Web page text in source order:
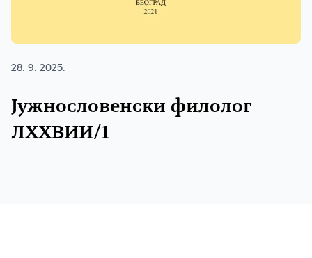
28. 9. 2025.
Јужнословенски филолог
ЛXXВИИ/1